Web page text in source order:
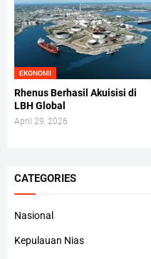
EKONOMI
Rhenus Berhasil Akuisisi di
LBH Global
April 29, 2026
CATEGORIES
Nasional
Kepulauan Nias